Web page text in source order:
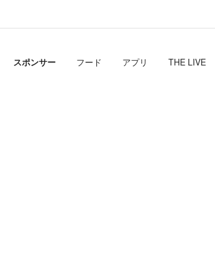
スポンサー フード アプリ THE LIVE